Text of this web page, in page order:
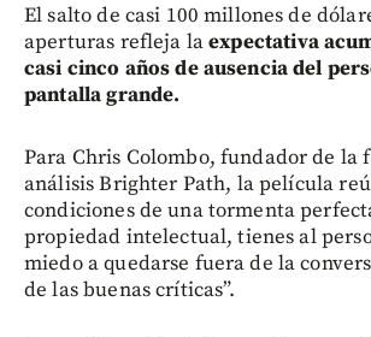
El salto de casi 100 millones de
aperturas refleja laexpectativa
casi cinco años de ausencia del
pantalla grande.
Para Chris Colombo, fundador de la
análisis Brighter Path, la película
condiciones de una tormenta
propiedad intelectual, tienes al
miedo a quedarse fuera de la
de las buenas críticas”.